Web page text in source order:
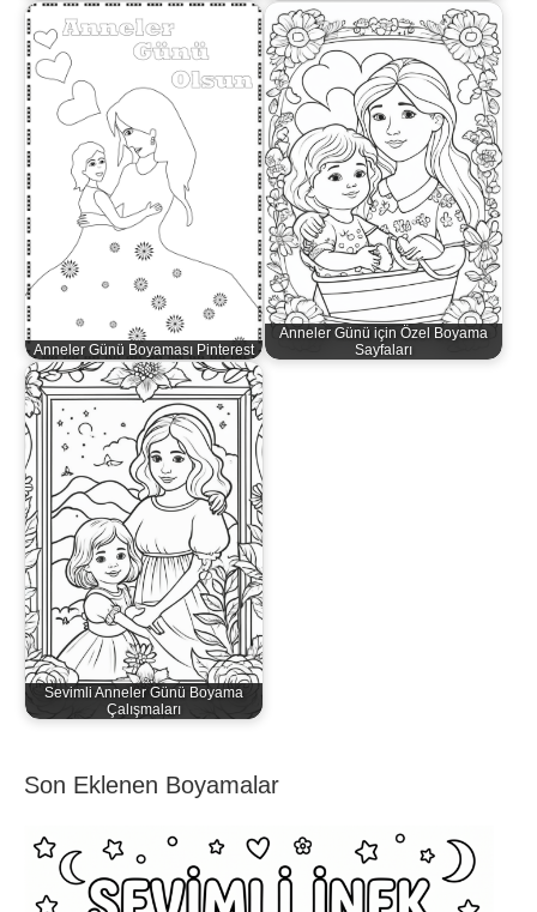
Anneler Günü Boyaması Pinterest
Anneler Günü için Özel Boyama
Sayfaları
Sevimli Anneler Günü Boyama
Çalışmaları
Son Eklenen Boyamalar